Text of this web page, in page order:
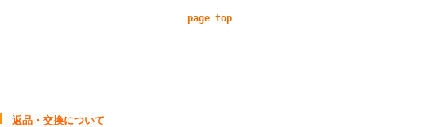
page top
返品・交換について